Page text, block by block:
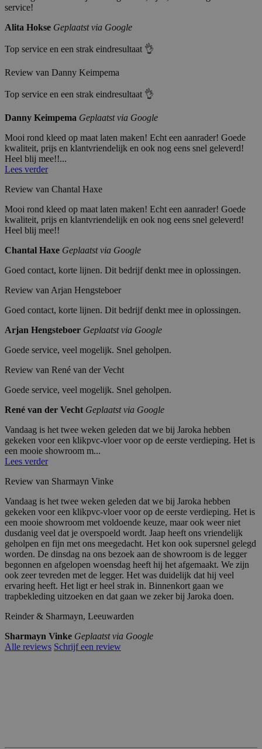
service!
Alita Hokse Geplaatst via Google
Top service en een strak eindresultaat 👌
Review van Danny Keimpema
Top service en een strak eindresultaat 👌
Danny Keimpema Geplaatst via Google
Mooi rond kleed op maat laten maken! Echt een aanrader! Goede
kwaliteit, prijs en klantvriendelijk en ook nog eens snel geleverd!
Heel blij mee!!...
Lees verder
Review van Chantal Haxe
Mooi rond kleed op maat laten maken! Echt een aanrader! Goede
kwaliteit, prijs en klantvriendelijk en ook nog eens snel geleverd!
Heel blij mee!!
Chantal Haxe Geplaatst via Google
Goed contact, korte lijnen. Dit bedrijf denkt mee in oplossingen.
Review van Arjan Hengsteboer
Goed contact, korte lijnen. Dit bedrijf denkt mee in oplossingen.
Arjan Hengsteboer Geplaatst via Google
Goede service, veel mogelijk. Snel geholpen.
Review van René van der Vecht
Goede service, veel mogelijk. Snel geholpen.
René van der Vecht Geplaatst via Google
Vandaag is het twee weken geleden dat we bij Jaroka hebben
gekeken voor een klikpvc-vloer voor op de eerste verdieping. Het is
een mooie showroom m...
Lees verder
Review van Sharmayn Vinke
Vandaag is het twee weken geleden dat we bij Jaroka hebben
gekeken voor een klikpvc-vloer voor op de eerste verdieping. Het is
een mooie showroom met voldoende keuze, maar ook weer niet
dusdanig veel dat je overspoeld wordt. Jaap heeft ons vriendelijk
geholpen en fijn met ons meegedacht. Het kon ook supersnel gelegd
worden. De dinsdag na ons bezoek aan de showroom is de legger
begonnen en afgelopen woensdag heeft hij het afgemaakt. We zijn
ook zeer tevreden met de legger. Het was duidelijk dat hij veel
ervaring heeft. Het ligt er heel strak in. Binnenkort gaan we
trapbekleding uitzoeken en dat gaan we zeker bij Jaroka doen.
Reinder & Sharmayn, Leeuwarden
Sharmayn Vinke Geplaatst via Google
Alle reviews Schrijf een review